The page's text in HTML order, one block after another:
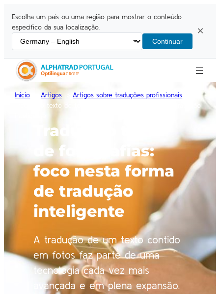
Escolha um país ou uma região para mostrar o conteúdo
específico da sua localização.
Continuar
×
Inicio Artigos
Artigos sobre traduções profissionais
Traduzir o texto de fotografias: foco nesta forma de tradução
Traduzir o texto
de fotografias:
foco nesta forma
de tradução
inteligente
A tradução de um texto contido
em fotos faz parte de uma
tecnologia cada vez mais
avançada e em plena expansão.